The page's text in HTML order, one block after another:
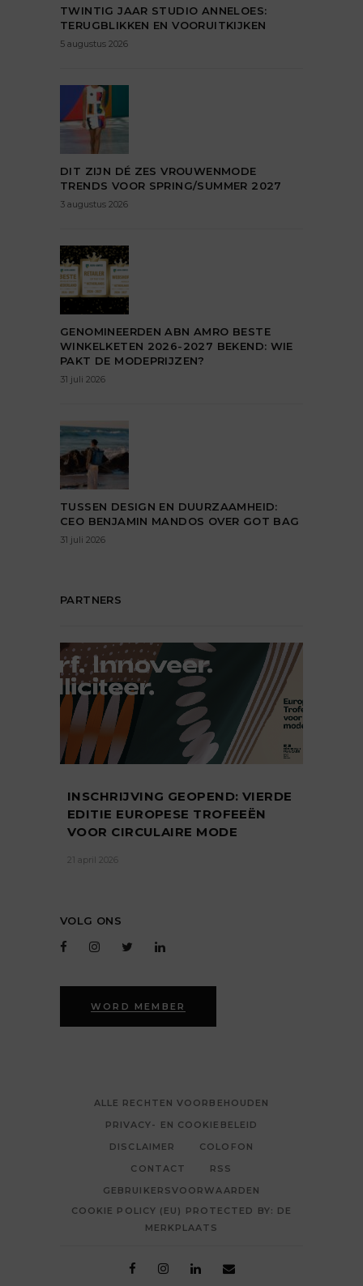
TWINTIG JAAR STUDIO ANNELOES:
TERUGBLIKKEN EN VOORUITKIJKEN
5 augustus 2026
DIT ZIJN DÉ ZES VROUWENMODE
TRENDS VOOR SPRING/SUMMER 2027
3 augustus 2026
GENOMINEERDEN ABN AMRO BESTE
WINKELKETEN 2026-2027 BEKEND: WIE
PAKT DE MODEPRIJZEN?
31 juli 2026
TUSSEN DESIGN EN DUURZAAMHEID:
CEO BENJAMIN MANDOS OVER GOT BAG
31 juli 2026
PARTNERS
INSCHRIJVING GEOPEND: VIERDE
EDITIE EUROPESE TROFEEËN
VOOR CIRCULAIRE MODE
21 april 2026
VOLG ONS
WORD MEMBER
ALLE RECHTEN VOORBEHOUDEN
PRIVACY- EN COOKIEBELEID
DISCLAIMER
COLOFON
CONTACT
RSS
GEBRUIKERSVOORWAARDEN
COOKIE POLICY (EU) PROTECTED BY: DE
MERKPLAATS